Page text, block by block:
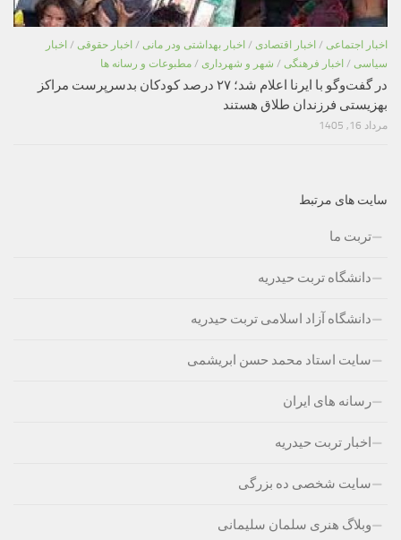
اخبار اجتماعی / اخبار اقتصادی / اخبار بهداشتی ودر مانی / اخبار حقوقی / اخبار
سیاسی / اخبار فرهنگی / شهر و شهرداری / مطبوعات و رسانه ها
در گفت‌وگو با ایرنا اعلام شد؛ ۲۷ درصد کودکان بدسرپرست مراکز
بهزیستی فرزندان طلاق هستند
مرداد 16, 1405
سایت های مرتبط
تربت ما
دانشگاه تربت حیدریه
دانشگاه آزاد اسلامی تربت حیدریه
سایت استاد محمد حسن ابریشمی
رسانه های ایران
اخبار تربت حیدریه
سایت شخصی ده بزرگی
وبلاگ هنری سلمان سلیمانی